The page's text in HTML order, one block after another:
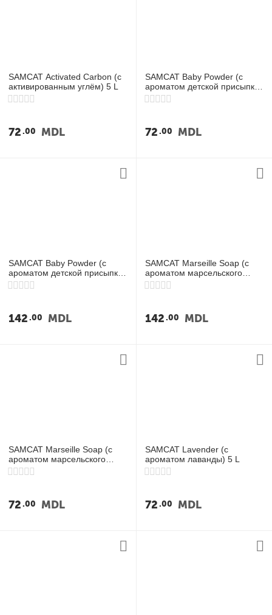
SAMCAT Activated Carbon (с
активированным углём) 5 L
72 00 MDL
SAMCAT Baby Powder (с
ароматом детской присыпки)
5 L
72 00 MDL
SAMCAT Baby Powder (с
ароматом детской присыпки)
10 L
142 00 MDL
SAMCAT Marseille Soap (с
ароматом марсельского
мыла) 10 L
142 00 MDL
SAMCAT Marseille Soap (с
ароматом марсельского
мыла) 5 L
72 00 MDL
SAMCAT Lavender (с
ароматом лаванды) 5 L
72 00 MDL